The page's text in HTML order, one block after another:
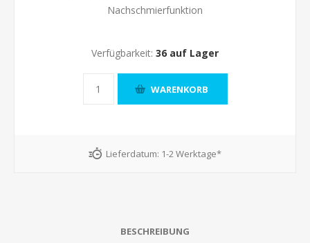
Nachschmierfunktion
Verfügbarkeit: 36 auf Lager
Lieferdatum: 1-2 Werktage*
BESCHREIBUNG